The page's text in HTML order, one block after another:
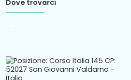
Dove trovarci